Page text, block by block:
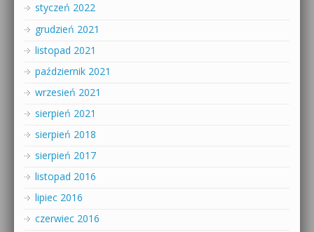
styczeń 2022
grudzień 2021
listopad 2021
październik 2021
wrzesień 2021
sierpień 2021
sierpień 2018
sierpień 2017
listopad 2016
lipiec 2016
czerwiec 2016